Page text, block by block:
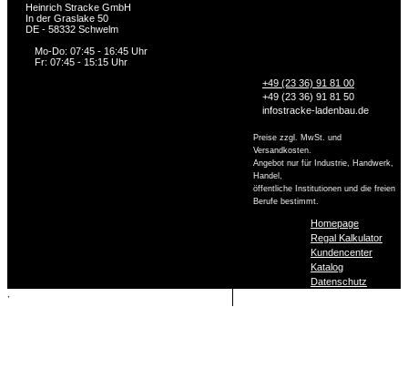
Heinrich Stracke GmbH
In der Graslake 50
DE - 58332 Schwelm
Mo-Do: 07:45 - 16:45 Uhr
Fr: 07:45 - 15:15 Uhr
+49 (23 36) 91 81 00
+49 (23 36) 91 81 50
infostracke-ladenbau.de
Preise zzgl. MwSt. und
Versandkosten.
Angebot nur für Industrie, Handwerk,
Handel,
öffentliche Institutionen und die freien
Berufe bestimmt.
Homepage
Regal Kalkulator
Kundencenter
Katalog
Datenschutz